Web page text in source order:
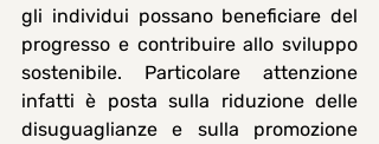
gli individui possano beneficiare del
progresso e contribuire allo sviluppo
sostenibile. Particolare attenzione
infatti è posta sulla riduzione delle
disuguaglianze e sulla promozione